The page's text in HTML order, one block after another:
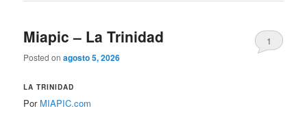
Miapic – La Trinidad
Posted onagosto 5, 2026
1
LA TRINIDAD
Por MIAPIC.com